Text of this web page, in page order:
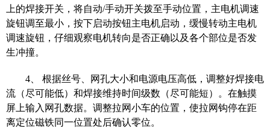
上的焊接开关，将自动/手动开关拨至手动位置，主电机调速
旋钮调至最小，按下启动按钮主电机启动，缓慢转动主电机
调速旋钮，仔细观察电机转向是否正确以及各个部位是否发
生冲撞。
4、
根据丝号、网孔大小和电源电压高低，调整好焊接电
流（尽可能低）和焊接维持时间级数（尽可能短）。在触摸
屏上输入网孔数据。调整拉网小车的位置，使拉网钩停在距
离定位磁铁同一位置处后确认零位。